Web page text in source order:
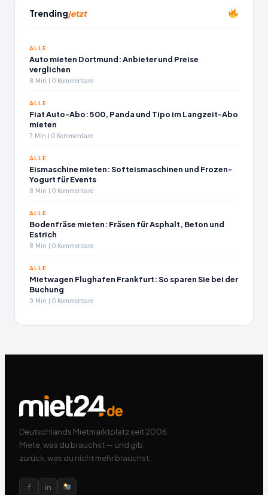
Trendingjetzt
ALLE
Auto mieten Dortmund: Anbieter und Preise
verglichen
8 Min | 0 Kommentare
ALLE
Fiat Auto-Abo: 500, Panda und Tipo im Langzeit-Abo
mieten
7 Min | 0 Kommentare
ALLE
Eismaschine mieten: Softeismaschinen und Frozen-
Yogurt für Events
8 Min | 0 Kommentare
ALLE
Bodenfräse mieten: Fräsen für Asphalt, Beton und
Estrich
8 Min | 0 Kommentare
ALLE
Mietwagen Flughafen Frankfurt: So sparen Sie bei der
Buchung
9 Min | 0 Kommentare
Deutschlands Mietmarktplatz seit 2006.
Miete, was du brauchst — und gib
zurück, was du nicht mehr brauchst.
f in